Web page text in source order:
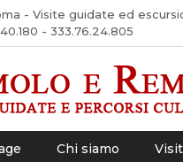
- Visite guidate ed
- 333.76.24.805
Chi siamo